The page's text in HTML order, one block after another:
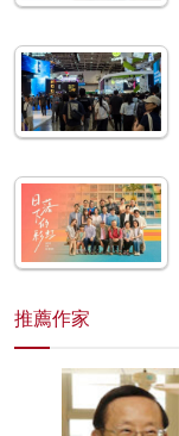
推薦作家